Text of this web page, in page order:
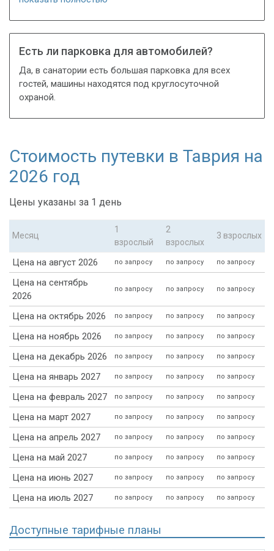
Есть ли парковка для автомобилей?
Да, в санатории есть большая парковка для всех
гостей, машины находятся под круглосуточной
охраной.
Стоимость путевки в Таврия на
2026 год
Цены указаны за 1 день
Месяц
1
взрослый
2
взрослых
3 взрослых
Цена на август 2026 по запросу по запросу по запросу
Цена на сентябрь
2026
по запросу по запросу по запросу
Цена на октябрь 2026 по запросу по запросу по запросу
Цена на ноябрь 2026 по запросу по запросу по запросу
Цена на декабрь 2026 по запросу по запросу по запросу
Цена на январь 2027 по запросу по запросу по запросу
Цена на февраль 2027 по запросу по запросу по запросу
Цена на март 2027 по запросу по запросу по запросу
Цена на апрель 2027 по запросу по запросу по запросу
Цена на май 2027 по запросу по запросу по запросу
Цена на июнь 2027 по запросу по запросу по запросу
Цена на июль 2027 по запросу по запросу по запросу
Доступные тарифные планы